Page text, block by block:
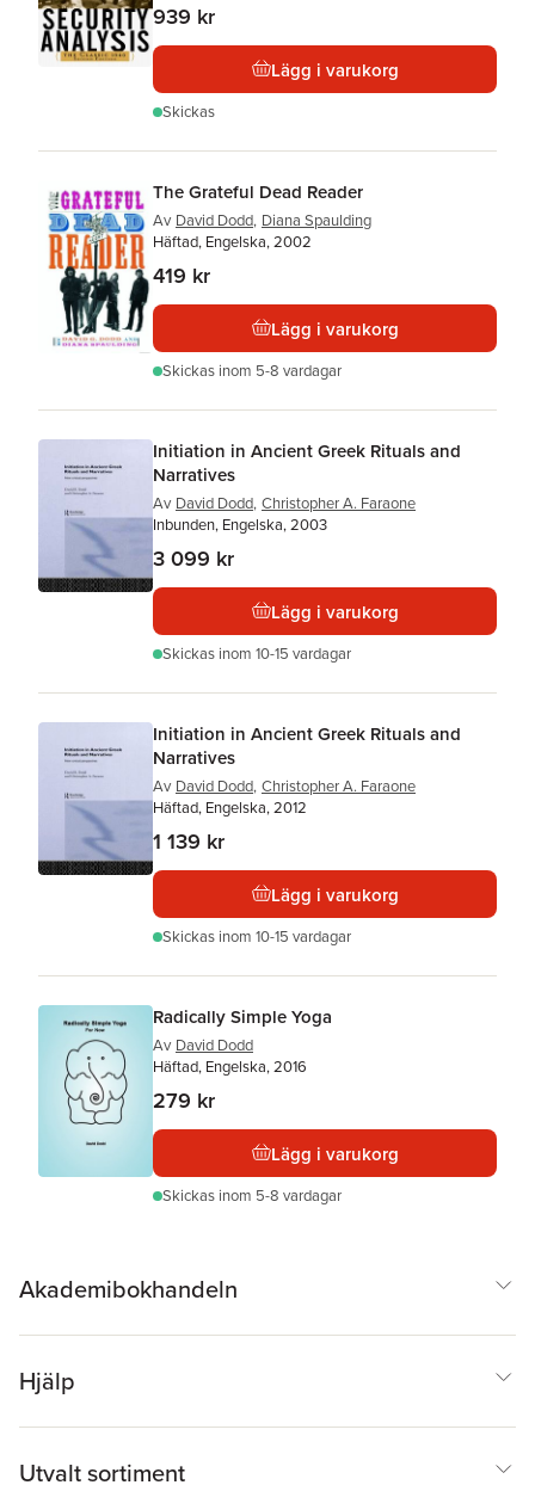
939 kr
Lägg i varukorg
Skickas
The Grateful Dead Reader
Av David Dodd, Diana Spaulding
Häftad, Engelska, 2002
419 kr
Lägg i varukorg
Skickas inom 5-8 vardagar
Initiation in Ancient Greek Rituals and
Narratives
Av David Dodd, Christopher A. Faraone
Inbunden, Engelska, 2003
3 099 kr
Lägg i varukorg
Skickas inom 10-15 vardagar
Initiation in Ancient Greek Rituals and
Narratives
Av David Dodd, Christopher A. Faraone
Häftad, Engelska, 2012
1 139 kr
Lägg i varukorg
Skickas inom 10-15 vardagar
Radically Simple Yoga
Av David Dodd
Häftad, Engelska, 2016
279 kr
Lägg i varukorg
Skickas inom 5-8 vardagar
Akademibokhandeln
Hjälp
Utvalt sortiment